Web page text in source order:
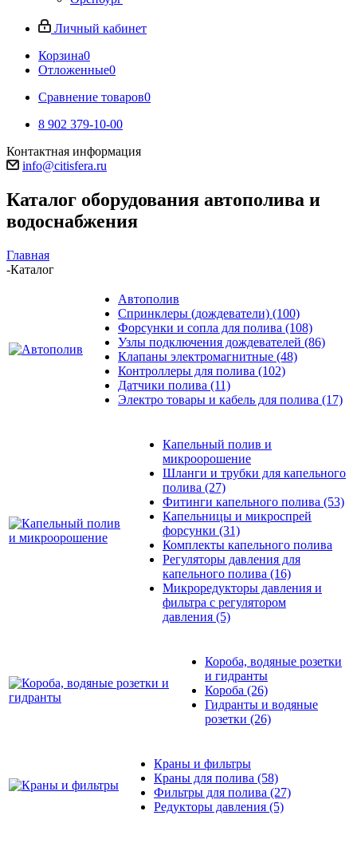
Личный кабинет
Корзина0
Отложенные0
Сравнение товаров0
8 902 379-10-00
Контактная информация
info@citisfera.ru
Каталог оборудования автополива и
водоснабжения
Главная
-Каталог
Автополив
Спринклеры (дождеватели) (100)
Форсунки и сопла для полива (108)
Узлы подключения дождевателей (86)
Клапаны электромагнитные (48)
Контроллеры для полива (102)
Датчики полива (11)
Электро товары и кабель для полива (17)
Капельный полив и
микроорошение
Шланги и трубки для капельного
полива (27)
Фитинги капельного полива (53)
Капельницы и микроспрей
форсунки (31)
Комплекты капельного полива
Регуляторы давления для
капельного полива (16)
Микроредукторы давления и
фильтра с регулятором
давления (5)
Короба, водяные розетки
и гидранты
Короба (26)
Гидранты и водяные
розетки (26)
Краны и фильтры
Краны для полива (58)
Фильтры для полива (27)
Редукторы давления (5)